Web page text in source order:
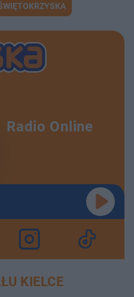
Radio Online
KIELCE